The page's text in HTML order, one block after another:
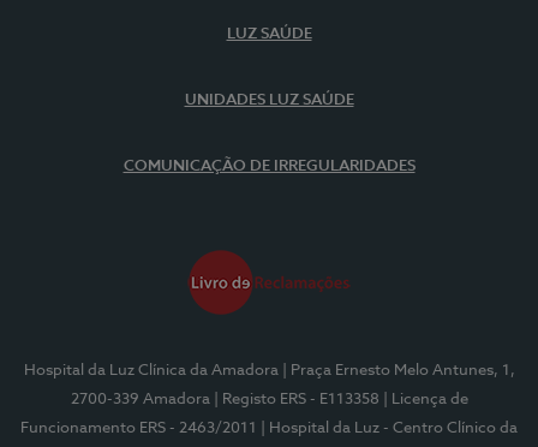
LUZ SAÚDE
UNIDADES LUZ SAÚDE
COMUNICAÇÃO DE IRREGULARIDADES
Hospital da Luz Clínica da Amadora
| Praça Ernesto Melo Antunes, 1,
2700-339 Amadora
| Registo ERS - E113358
| Licença de
Funcionamento ERS - 2463/2011
| Hospital da Luz - Centro Clínico da